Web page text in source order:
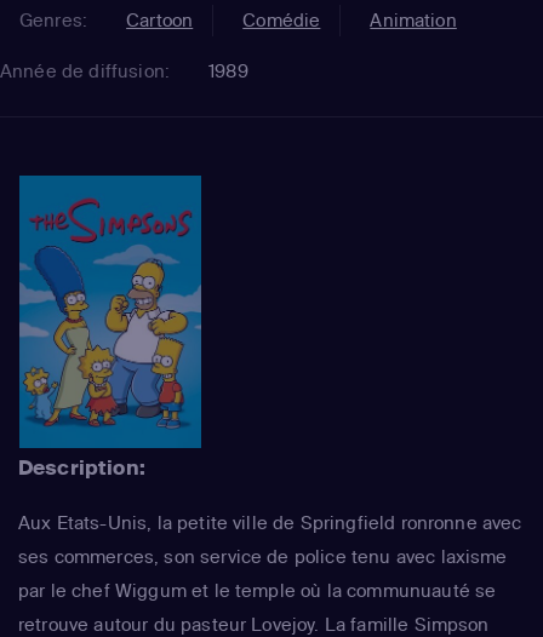
Genres: Cartoon Comédie Animation
Année de diffusion: 1989
Description:
Aux Etats-Unis, la petite ville de Springfield ronronne avec
ses commerces, son service de police tenu avec laxisme
par le chef Wiggum et le temple où la communuauté se
retrouve autour du pasteur Lovejoy. La famille Simpson